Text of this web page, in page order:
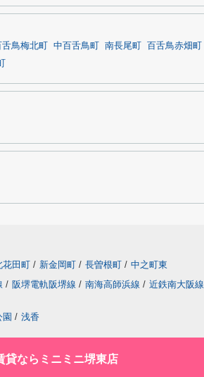
舌鳥梅北町 中百舌鳥町 南長尾町 百舌鳥赤畑町
花田町 / 新金岡町 / 長曽根町 / 中之町東
/ 阪堺電軌阪堺線 / 南海高師浜線 / 近鉄南大阪線
園 / 浅香
貸ならミニミニ堺東店